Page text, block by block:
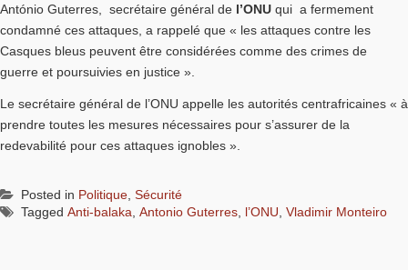
António Guterres, secrétaire général de l’ONU qui a fermement
condamné ces attaques, a rappelé que « les attaques contre les
Casques bleus peuvent être considérées comme des crimes de
guerre et poursuivies en justice ».
Le secrétaire général de l’ONU appelle les autorités centrafricaines « à
prendre toutes les mesures nécessaires pour s’assurer de la
redevabilité pour ces attaques ignobles ».
Posted in Politique Sécurité
Tagged Anti-balaka Antonio Guterres l’ONU Vladimir Monteiro